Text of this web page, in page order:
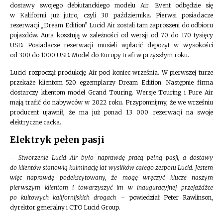
dostawy swojego debiutanckiego modelu Air. Event odbędzie się
w Kalifornii już jutro, czyli 30 października. Pierwsi posiadacze
rezerwacji „Dream Edition” Lucid Air zostali tam zaproszeni do odbioru
pojazdów. Auta kosztują w zależności od wersji od 70 do 170 tysięcy
USD. Posiadacze rezerwacji musieli wpłacić depozyt w wysokości
od 300 do 1000 USD. Model do Europy trafi w przyszłym roku.
Lucid rozpoczął produkcję Air pod koniec września. W pierwszej turze
przekaże klientom 520 egzemplarzy Dream Edition. Następnie firma
dostarczy klientom model Grand Touring. Wersje Touring i Pure Air
mają trafić do nabywców w 2022 roku. Przypomnijmy, że we wrześniu
producent ujawnił, że ma już ponad 13 000 rezerwacji na swoje
elektryczne cacka.
Elektryk pełen pasji
–Stworzenie Lucid Air było naprawdę pracą pełną pasji, a dostawy
do klientów stanowią kulminację lat wysiłków całego zespołu Lucid. Jestem
więc naprawdę podekscytowany, że mogę wręczyć klucze naszym
pierwszym klientom i towarzyszyć im w inauguracyjnej przejażdżce
po kultowych kalifornijskich drogach – powiedział Peter Rawlinson,
dyrektor generalny i CTO Lucid Group.